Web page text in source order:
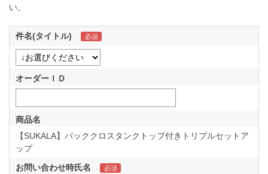
い。
件名(タイトル)
オーダーＩＤ
商品名
【SUKALA】バッククロスタンクトップ付きトリプルセットア
ップ
お問い合わせ時氏名